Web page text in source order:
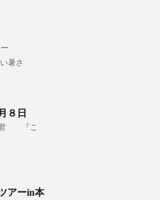
暑さ
８日
君 『こ
アーin本